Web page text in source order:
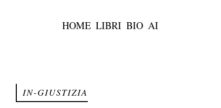
HOME LIBRI BIO AI
IN-GIUSTIZIA